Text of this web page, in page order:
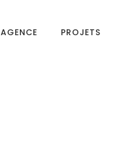
AGENCE PROJETS